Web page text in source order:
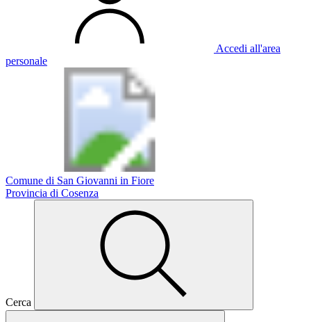
Accedi all'area
personale
Comune di San Giovanni in Fiore
Provincia di Cosenza
Cerca